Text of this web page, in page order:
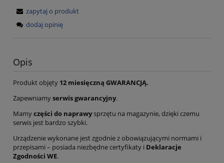
zapytaj o produkt
dodaj opinię
Opis
Produkt objęty 12 miesięczną GWARANCJĄ.
Zapewniamyserwis gwarancyjny.
Mamyczęści do naprawysprzętu na magazynie, dzięki czemu
serwis jest bardzo szybki.
Urządzenie wykonane jest zgodnie z obowiązującymi normami i
przepisami – posiada niezbędne certyfikaty i Deklaracje
Zgodności WE.